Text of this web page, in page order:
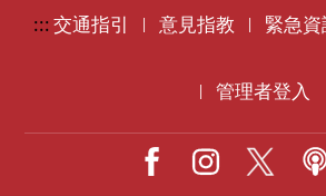
:::交通指引 | 意見指教 | 緊急
| 管理者登入
Facebook